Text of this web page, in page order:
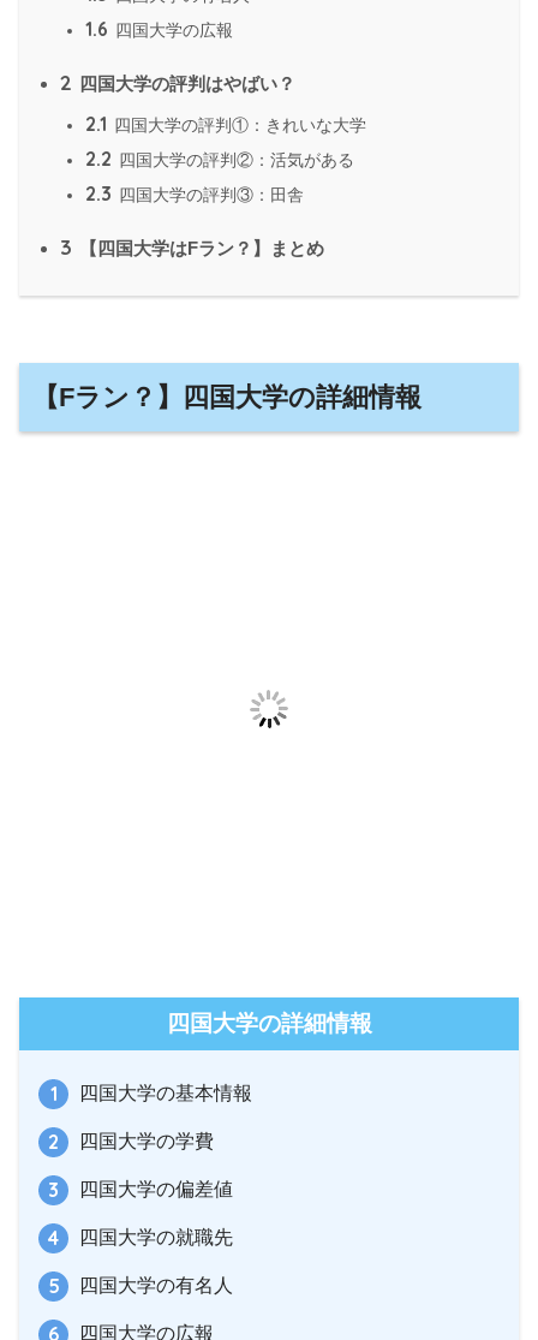
1.6 四国大学の広報
2 四国大学の評判はやばい？
2.1 四国大学の評判①：きれいな大学
2.2 四国大学の評判②：活気がある
2.3 四国大学の評判③：田舎
3 【四国大学はFラン？】まとめ
【Fラン？】四国大学の詳細情報
四国大学の詳細情報
四国大学の基本情報
四国大学の学費
四国大学の偏差値
四国大学の就職先
四国大学の有名人
四国大学の広報